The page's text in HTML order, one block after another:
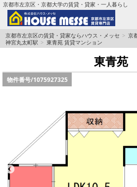
京都市左京区・京都大学の賃貸・貸家・一人暮らし
TOPページ
地域から検索
書類DL & 入居者さまへ
家族で住むならマンション？賃家？
一人暮らしの物件特集
京都市左京区の賃貸・貸家ならハウス・メッセ 京
神宮丸太町駅
東青苑 賃貸マンション
東青苑
物件番号/1075927325